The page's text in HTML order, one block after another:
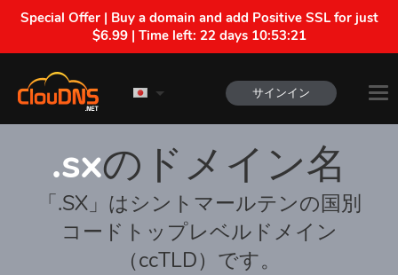
Special Offer | Buy a domain and add Positive SSL for just
$6.99 | Time left: 22 days 10:53:21
サインイン
.sxのドメイン名
「.SX」はシントマールテンの国別
コードトップレベルドメイン
（ccTLD）です。